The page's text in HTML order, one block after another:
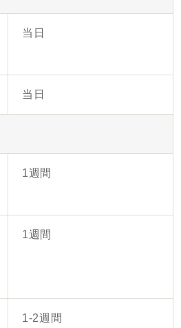
当日
当日
1週間
1週間
1-2週間